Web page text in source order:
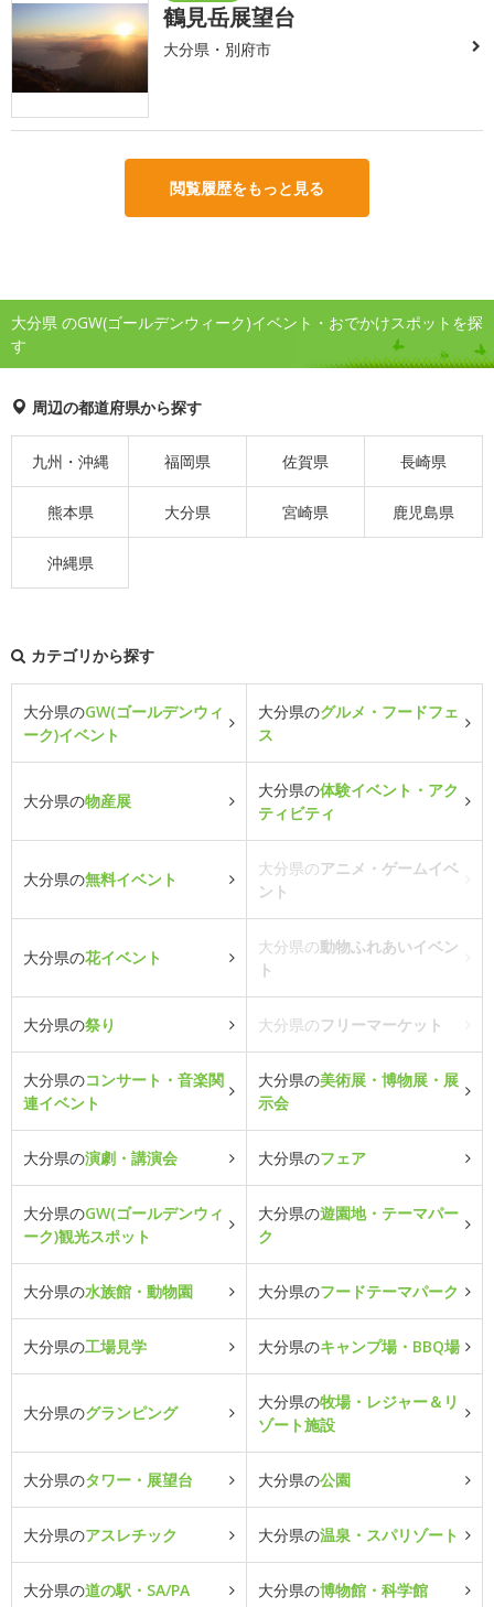
鶴見岳展望台
大分県・別府市
閲覧履歴をもっと見る
大分県 のGW(ゴールデンウィーク)イベント・おでかけスポットを探
す
周辺の都道府県から探す
九州・沖縄 福岡県 佐賀県 長崎県
熊本県 大分県 宮崎県 鹿児島県
沖縄県
カテゴリから探す
大分県のGW(ゴールデンウィ
ーク)イベント
大分県のグルメ・フードフェ
ス
大分県の物産展
大分県の体験イベント・アク
ティビティ
大分県の無料イベント
大分県のアニメ・ゲームイベ
ント
大分県の花イベント
大分県の動物ふれあいイベン
ト
大分県の祭り 大分県のフリーマーケット
大分県のコンサート・音楽関
連イベント
大分県の美術展・博物展・展
示会
大分県の演劇・講演会 大分県のフェア
大分県のGW(ゴールデンウィ
ーク)観光スポット
大分県の遊園地・テーマパー
ク
大分県の水族館・動物園 大分県のフードテーマパーク
大分県の工場見学 大分県のキャンプ場・BBQ場
大分県のグランピング
大分県の牧場・レジャー＆リ
ゾート施設
大分県のタワー・展望台 大分県の公園
大分県のアスレチック 大分県の温泉・スパリゾート
大分県の道の駅・SA/PA 大分県の博物館・科学館